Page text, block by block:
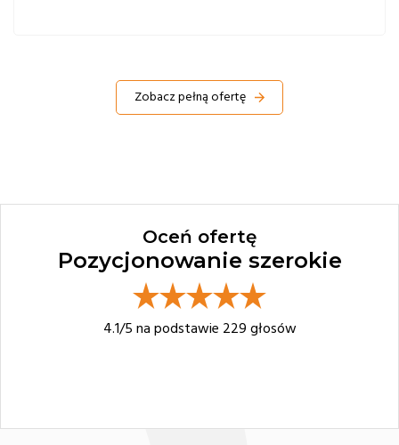
Zobacz pełną ofertę
Oceń ofertę
Pozycjonowanie szerokie
4.1/5 na podstawie 229 głosów